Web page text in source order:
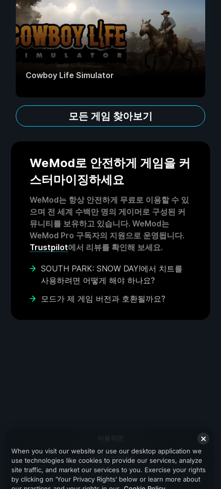
Cowboy Life Simulator
모든 게임 찾아보기
WeMod로 안전하게 게임을 커
스터마이징하세요
WeMod는 항상 안전하게 무료로 이용할 수 있
으며 전 세계 수백만 명의 게이머로 구성된 커
뮤니티를 보유하고 있습니다. WeMod는
WeMod Pro 구독자의 지원으로 운영됩니다.
Trustpilot에서 리뷰를 확인해 보세요.
SOUTH PARK: SNOW DAY!에서 치트를
사용하려면 어떻게 해야 하나요?
모드가 제 게임 버전과 호환될까요?
이용약관
개인정보처리방침
지원
When you visit our website or use our desktop application we
use technologies like cookies to provide our services, analyze
site traffic, and market our services to you. Exercise your rights
by clicking on ‘Your Privacy Rights’ below or learn more about